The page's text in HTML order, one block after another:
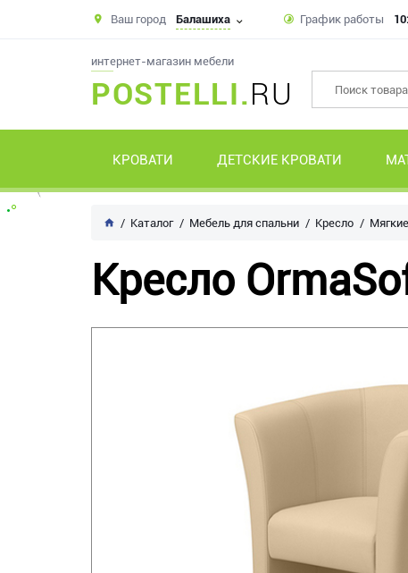
Ваш город Балашиха График работы
интернет-магазин мебели
POSTELLI.RU
КРОВАТИ ДЕТСКИЕ КРОВАТИ
Каталог Мебель для спальни Кресло
Кресло